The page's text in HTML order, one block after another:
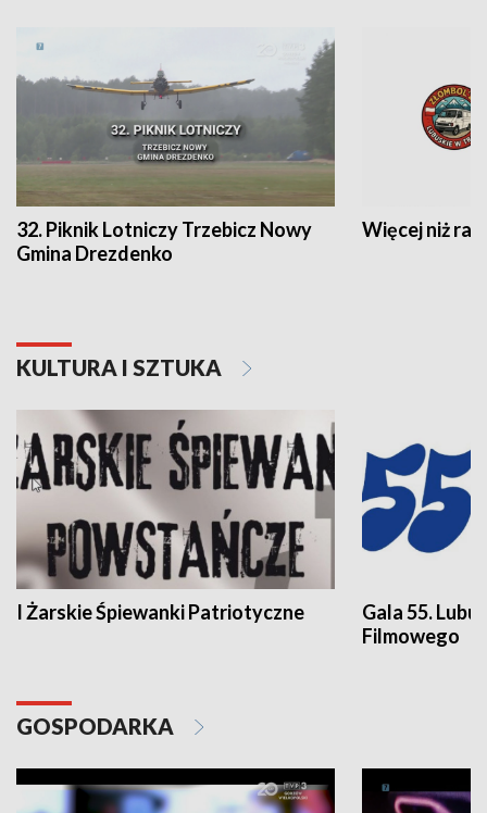
32. Piknik Lotniczy Trzebicz Nowy
Gmina Drezdenko
Więcej niż rajd
KULTURA I SZTUKA
I Żarskie Śpiewanki Patriotyczne
Gala 55.
Filmowego
GOSPODARKA